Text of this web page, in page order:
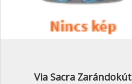
Via Sacra Zarándokút